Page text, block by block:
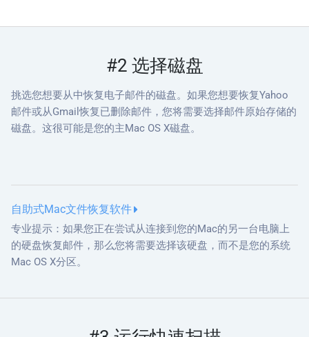
#2 选择磁盘
挑选您想要从中恢复电子邮件的磁盘。如果您想要恢复Yahoo
邮件或从Gmail恢复已删除邮件，您将需要选择邮件原始存储的
磁盘。这很可能是您的主Mac OS X磁盘。
自助式Mac文件恢复软件
专业提示：如果您正在尝试从连接到您的Mac的另一台电脑上
的硬盘恢复邮件，那么您将需要选择该硬盘，而不是您的系统
Mac OS X分区。